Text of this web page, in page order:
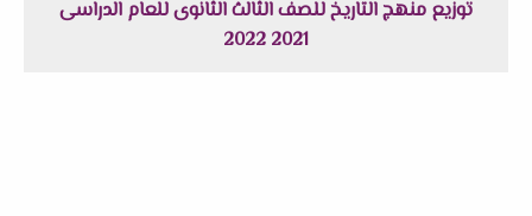
توزيع منهج التاريخ للصف الثالث الثانوى للعام الدراسى
2021 2022